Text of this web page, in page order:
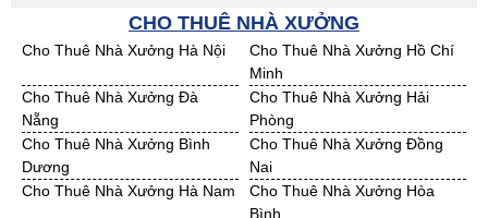
Bán Đất KCN Nghệ An
Bán Đất KCN Ninh Thuận
Bán Đất KCN Phú Yên
Bán Đất KCN Quảng Bình
Bán Đất KCN Quảng Nam
Bán Đất KCN Quảng Ngãi
Bán Đất KCN Bà Rịa - VT
Bán Đất KCN Cần Thơ
Bán Đất KCN An Giang
Bán Đất KCN Bạc Liêu
Bán Đất KCN Bến Tre
Bán Đất KCN Bình Phước
Bán Đất KCN Cà Mau
Bán Đất KCN Đồng Tháp
Bán Đất KCN Hậu Giang
Bán Đất KCN Kiên Giang
Bán Đất KCN Long An
CHO THUÊ NHÀ XƯỞNG
Cho Thuê Nhà Xưởng Hà Nội
Cho Thuê Nhà Xưởng Hồ Chí
Minh
Cho Thuê Nhà Xưởng Đà
Nẵng
Cho Thuê Nhà Xưởng Hải
Phòng
Cho Thuê Nhà Xưởng Bình
Dương
Cho Thuê Nhà Xưởng Đồng
Nai
Cho Thuê Nhà Xưởng Hà Nam
Cho Thuê Nhà Xưởng Hòa
Bình